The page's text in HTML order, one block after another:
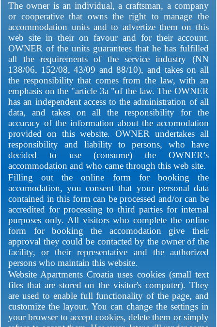
The owner is an individual, a craftsman, a company
or cooperative that owns the right to manage the
accommodation units and to advertize them on this
web site in their on favour and for their account.
OWNER of the units guarantees that he has fulfilled
all the requirements of the service industry (NN
138/06, 152/08, 43/09 and 88/10), and takes on all
the responsibility that comes from the law, with an
emphasis on the "article 3a "of the law. The OWNER
has an independent access to the administration of all
data, and takes on all the responsibility for the
accuracy of the information about the accomodation
provided on this website. OWNER undertakes all
responsibility and liability to persons, who have
decided to use (consume) the OWNER’s
accommodation and who came through this web site.
Filling out the online form for booking the
accomodation, you consent that your personal data
contained in this form can be processed and/or can be
accredited for processing to third parties for internal
purposes only. All visitors who complete the online
form for booking the accomodation give their
approval they could be contacted by the owner of the
facility, or their representative and the authorized
persons who maintain this website.
Website Apartments Croatia uses cookies (small text
files that are stored on the visitor's computer). They
are used to enable full functionality of the page, and
customize the layout. You can change the settings in
your browser to accept cookies, delete them or simply